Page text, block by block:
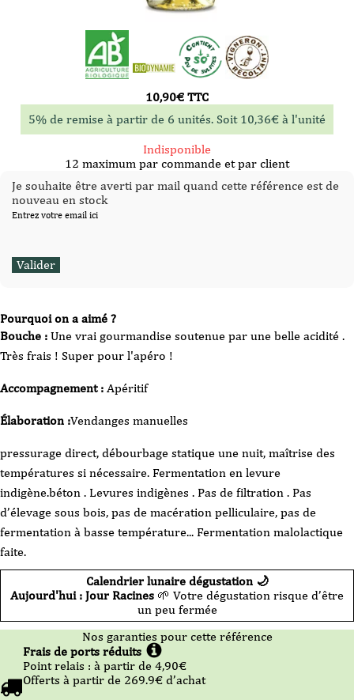
Pourquoi on a aimé ?
Bouche : Une vrai gourmandise soutenue par une belle acidité .
Très frais ! Super pour l'apéro !
Accompagnement : Apéritif
Élaboration :Vendanges manuelles
pressurage direct, débourbage statique une nuit, maîtrise des
températures si nécessaire. Fermentation en levure
indigène.béton . Levures indigènes . Pas de filtration . Pas
d’élevage sous bois, pas de macération pelliculaire, pas de
fermentation à basse température... Fermentation malolactique
faite.
Calendrier lunaire dégustation 🌙
Aujourd'hui : Jour Racines 🌱 Votre dégustation risque d’être
un peu fermée
10,90€ TTC
5% de remise à partir de 6 unités. Soit 10,36€ à l'unité
Indisponible
12 maximum par commande et par client
Je souhaite être averti par mail quand cette référence est de
nouveau en stock
Entrez votre email ici
Nos garanties pour cette référence
Frais de ports réduits
Point relais : à partir de 4,90€
Offerts à partir de 269.9€ d’achat